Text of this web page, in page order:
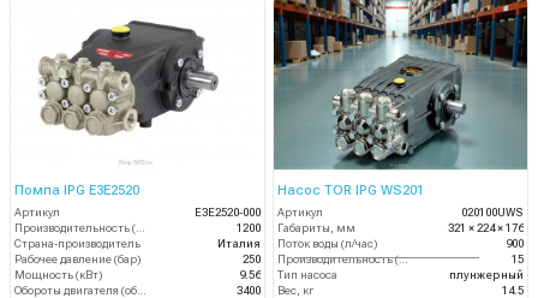
Помпа IPG E3E2520
Артикул
E3E2520-000
1200
Страна-производитель
Италия
Рабочее давление (бар)
250
Мощность (кВт)
9.56
3400
Насос TOR IPG WS201
Артикул
020100UWS
Габариты, мм
321 × 224 × 176
Поток воды (л/час)
900
Производительность (л/мин)
15
Тип насоса
плунжерный
Вес, кг
14.5